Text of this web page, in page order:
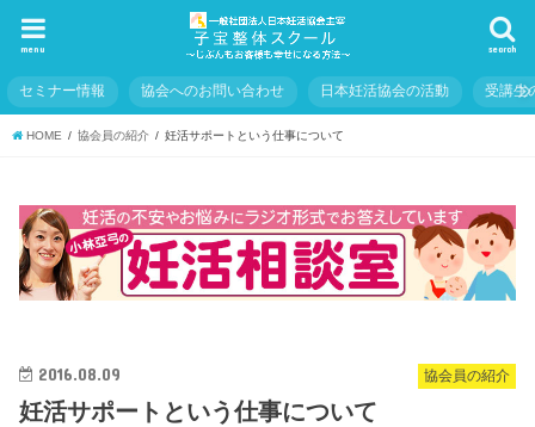
search
menu
セミナー情報 協会へのお問い合わせ 日本妊活協会の活動 受講生
HOME 協会員の紹介 妊活サポートという仕事について
協会員の紹介
2016.08.09
妊活サポートという仕事について